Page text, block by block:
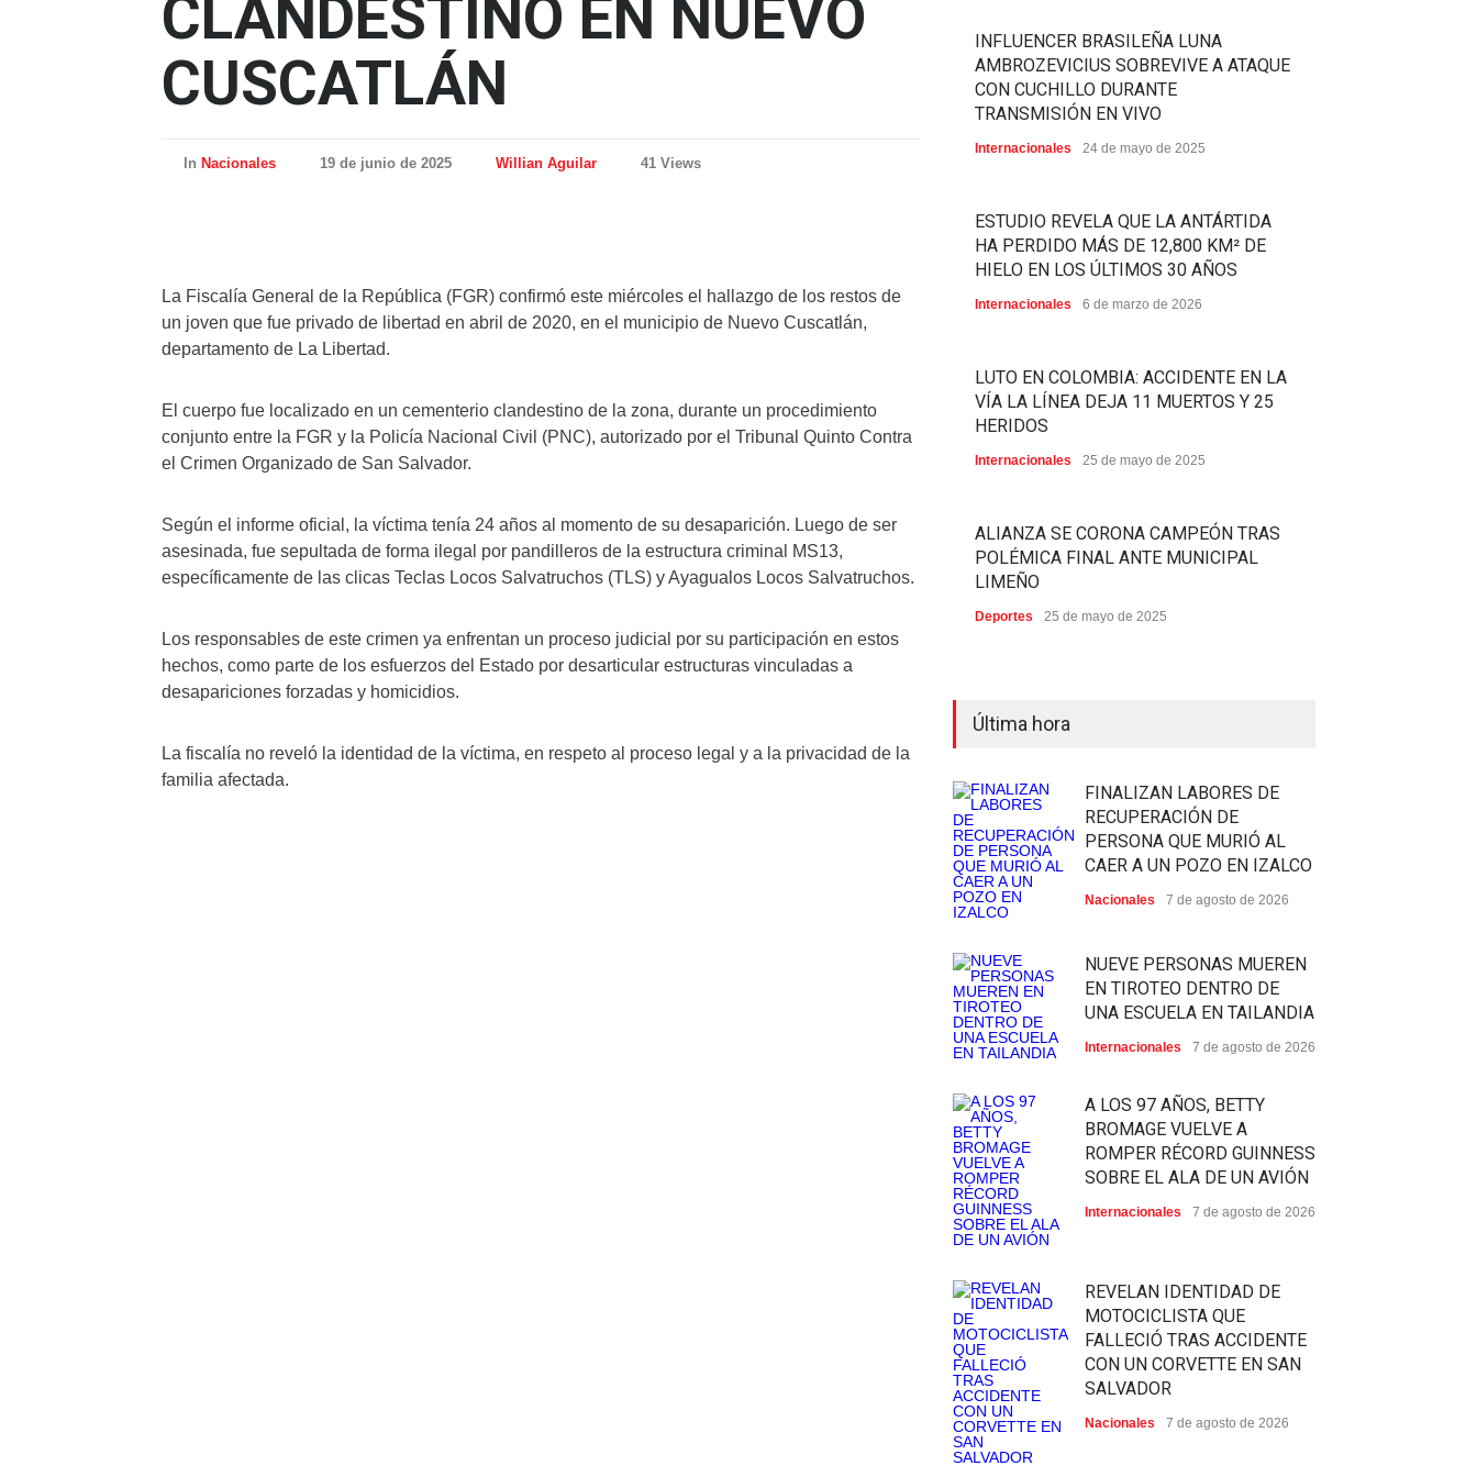
CLANDESTINO EN NUEVO
CUSCATLÁN
In Nacionales 19 de junio de 2025 Willian Aguilar 41 Views
La Fiscalía General de la República (FGR) confirmó este miércoles el hallazgo de los restos de
un joven que fue privado de libertad en abril de 2020, en el municipio de Nuevo Cuscatlán,
departamento de La Libertad.
El cuerpo fue localizado en un cementerio clandestino de la zona, durante un procedimiento
conjunto entre la FGR y la Policía Nacional Civil (PNC), autorizado por el Tribunal Quinto Contra
el Crimen Organizado de San Salvador.
Según el informe oficial, la víctima tenía 24 años al momento de su desaparición. Luego de ser
asesinada, fue sepultada de forma ilegal por pandilleros de la estructura criminal MS13,
específicamente de las clicas Teclas Locos Salvatruchos (TLS) y Ayagualos Locos Salvatruchos.
Los responsables de este crimen ya enfrentan un proceso judicial por su participación en estos
hechos, como parte de los esfuerzos del Estado por desarticular estructuras vinculadas a
desapariciones forzadas y homicidios.
La fiscalía no reveló la identidad de la víctima, en respeto al proceso legal y a la privacidad de la
familia afectada.
INFLUENCER BRASILEÑA LUNA
AMBROZEVICIUS SOBREVIVE A ATAQUE
CON CUCHILLO DURANTE
TRANSMISIÓN EN VIVO
Internacionales 24 de mayo de 2025
ESTUDIO REVELA QUE LA ANTÁRTIDA
HA PERDIDO MÁS DE 12,800 KM² DE
HIELO EN LOS ÚLTIMOS 30 AÑOS
Internacionales 6 de marzo de 2026
LUTO EN COLOMBIA: ACCIDENTE EN LA
VÍA LA LÍNEA DEJA 11 MUERTOS Y 25
HERIDOS
Internacionales 25 de mayo de 2025
ALIANZA SE CORONA CAMPEÓN TRAS
POLÉMICA FINAL ANTE MUNICIPAL
LIMEÑO
Deportes 25 de mayo de 2025
Última hora
FINALIZAN LABORES DE
RECUPERACIÓN DE
PERSONA QUE MURIÓ AL
CAER A UN POZO EN IZALCO
Nacionales 7 de agosto de 2026
NUEVE PERSONAS MUEREN
EN TIROTEO DENTRO DE
UNA ESCUELA EN TAILANDIA
Internacionales 7 de agosto de 2026
A LOS 97 AÑOS, BETTY
BROMAGE VUELVE A
ROMPER RÉCORD GUINNESS
SOBRE EL ALA DE UN AVIÓN
Internacionales 7 de agosto de 2026
REVELAN IDENTIDAD DE
MOTOCICLISTA QUE
FALLECIÓ TRAS ACCIDENTE
CON UN CORVETTE EN SAN
SALVADOR
Nacionales 7 de agosto de 2026